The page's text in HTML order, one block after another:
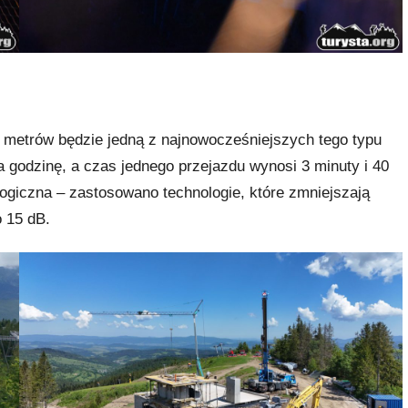
będzie jedną z najnowocześniejszych tego typu
a czas jednego przejazdu wynosi 3 minuty i 40
– zastosowano technologie, które zmniejszają
15 dB.